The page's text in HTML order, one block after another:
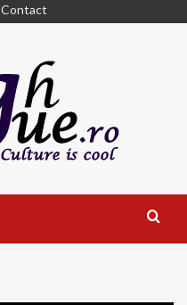
Contact